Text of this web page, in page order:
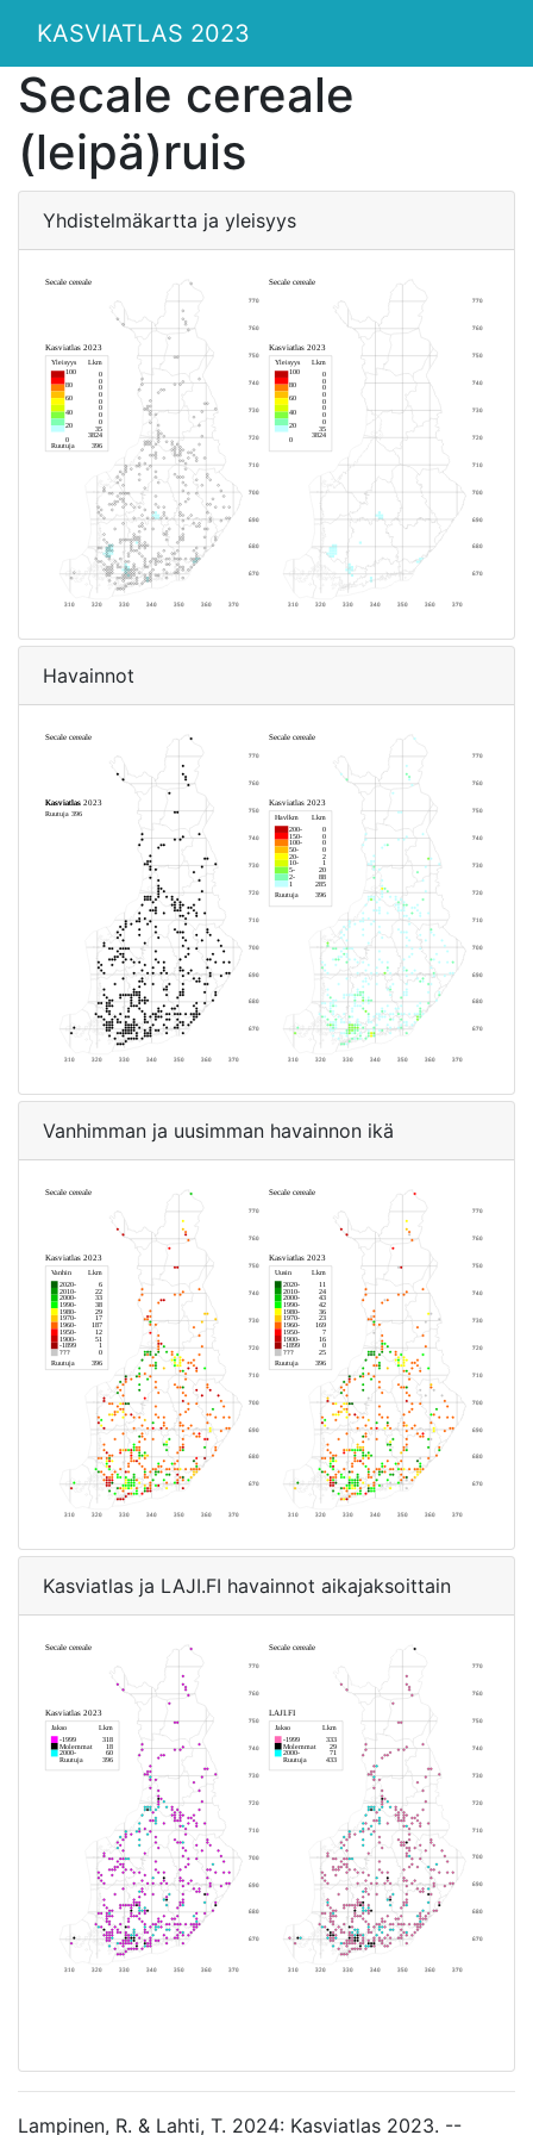
KASVIATLAS 2023
Secale cereale
(leipä)ruis
Yhdistelmäkartta ja yleisyys
Havainnot
Vanhimman ja uusimman havainnon ikä
Kasviatlas ja LAJI.FI havainnot aikajaksoittain
Lampinen, R. & Lahti, T. 2024: Kasviatlas 2023. --